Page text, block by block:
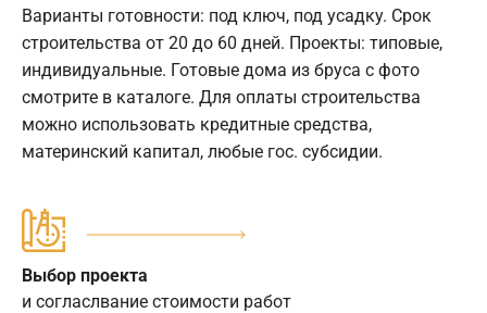
Варианты готовности: под ключ, под усадку. Срок
строительства от 20 до 60 дней. Проекты: типовые,
индивидуальные. Готовые дома из бруса с фото
смотрите в каталоге. Для оплаты строительства
можно использовать кредитные средства,
материнский капитал, любые гос. субсидии.
Выбор проекта
и согласлвание стоимости работ